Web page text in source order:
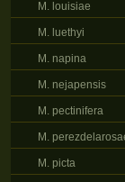
M. louisiae
M. luethyi
M. napina
M. nejapensis
M. pectinifera
M.
M. picta